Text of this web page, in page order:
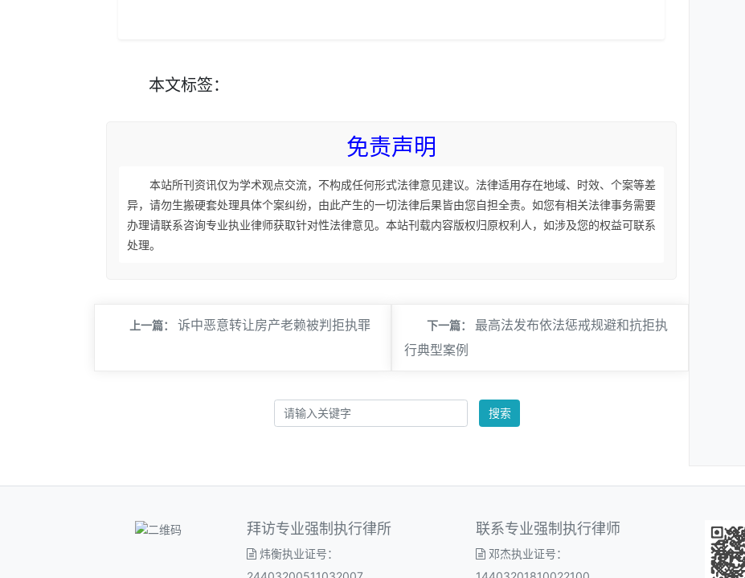
本文标签：
免责声明
本站所刊资讯仅为学术观点交流，不构成任何形式法律意见建议。法律适用存在地域、时效、个案等差
异，请勿生搬硬套处理具体个案纠纷，由此产生的一切法律后果皆由您自担全责。如您有相关法律事务需要
办理请联系咨询专业执业律师获取针对性法律意见。本站刊载内容版权归原权利人，如涉及您的权益可联系
处理。
上一篇： 诉中恶意转让房产老赖被判拒执罪 下一篇：
最高法发布依法惩戒规避和抗拒执
行典型案例
搜索
拜访专业强制执行律所
炜衡执业证号：
联系专业强制执行律师
邓杰执业证号：